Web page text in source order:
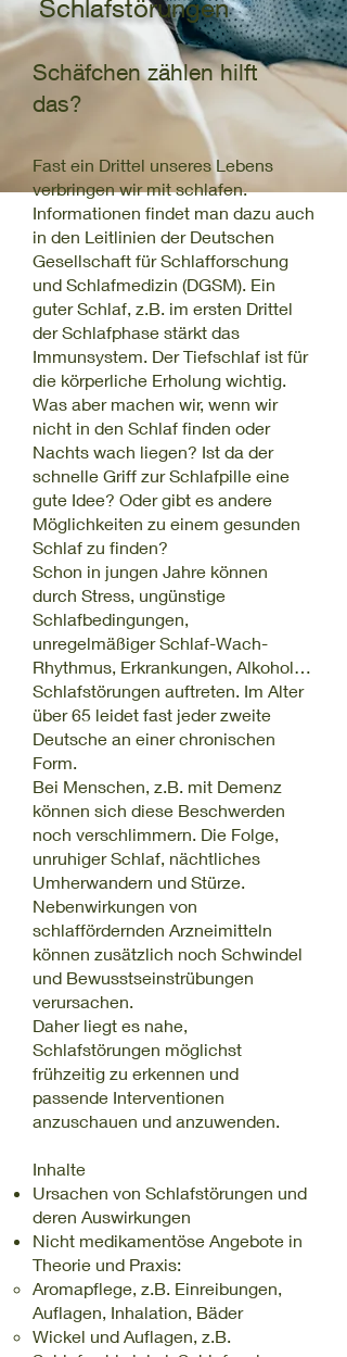
Schlafstörungen
Schäfchen zählen hilft
das?
Fast ein Drittel unseres Lebens
verbringen wir mit schlafen.
Informationen findet man dazu auch
in den Leitlinien der Deutschen
Gesellschaft für Schlafforschung
und Schlafmedizin (DGSM). Ein
guter Schlaf, z.B. im ersten Drittel
der Schlafphase stärkt das
Immunsystem. Der Tiefschlaf ist für
die körperliche Erholung wichtig.
Was aber machen wir, wenn wir
nicht in den Schlaf finden oder
Nachts wach liegen? Ist da der
schnelle Griff zur Schlafpille eine
gute Idee? Oder gibt es andere
Möglichkeiten zu einem gesunden
Schlaf zu finden?
Schon in jungen Jahre können
durch Stress, ungünstige
Schlafbedingungen,
unregelmäßiger Schlaf-Wach-
Rhythmus, Erkrankungen, Alkohol…
Schlafstörungen auftreten. Im Alter
über 65 leidet fast jeder zweite
Deutsche an einer chronischen
Form.
Bei Menschen, z.B. mit Demenz
können sich diese Beschwerden
noch verschlimmern. Die Folge,
unruhiger Schlaf, nächtliches
Umherwandern und Stürze.
Nebenwirkungen von
schlaffördernden Arzneimitteln
können zusätzlich noch Schwindel
und Bewusstseinstrübungen
verursachen.
Daher liegt es nahe,
Schlafstörungen möglichst
frühzeitig zu erkennen und
passende Interventionen
anzuschauen und anzuwenden.
Inhalte
Ursachen von Schlafstörungen und
deren Auswirkungen
Nicht medikamentöse Angebote in
Theorie und Praxis:
Aromapflege, z.B. Einreibungen,
Auflagen, Inhalation, Bäder
Wickel und Auflagen, z.B.